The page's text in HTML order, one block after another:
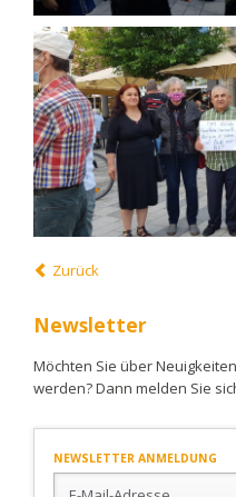
Zurück
Newsletter
Möchten Sie über
werden? Dann melden Sie
NEWSLETTER ANMELDUNG